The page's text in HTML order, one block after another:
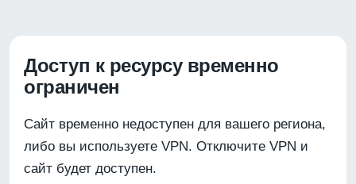
Доступ к ресурсу временно
ограничен
Сайт временно недоступен для вашего региона,
либо вы используете VPN. Отключите VPN и
сайт будет доступен.